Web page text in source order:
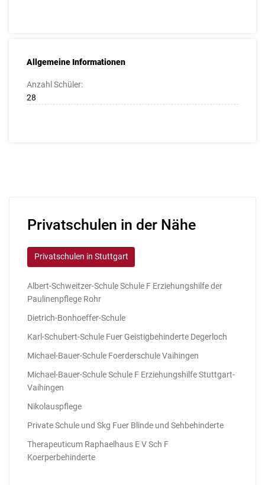
Allgemeine Informationen
Anzahl Schüler:
28
Privatschulen in der Nähe
Privatschulen in Stuttgart
Albert-Schweitzer-Schule Schule F Erziehungshilfe der
Paulinenpflege Rohr
Dietrich-Bonhoeffer-Schule
Karl-Schubert-Schule Fuer Geistigbehinderte Degerloch
Michael-Bauer-Schule Foerderschule Vaihingen
Michael-Bauer-Schule Schule F Erziehungshilfe Stuttgart-
Vaihingen
Nikolauspflege
Private Schule und Skg Fuer Blinde und Sehbehinderte
Therapeuticum Raphaelhaus E V Sch F
Koerperbehinderte